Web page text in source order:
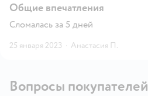
Общие впечатления
Сломалась за 5 дней
25 января 2023 · Анастасия П.
Вопросы покупателей